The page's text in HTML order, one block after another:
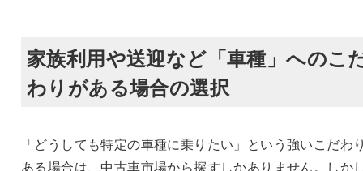
家族利用や送迎など「車種」へのこ
わりがある場合の選択
「どうしても特定の車種に乗りたい」という強いこだわ
ある場合は、中古車市場から探すしかありません。しか